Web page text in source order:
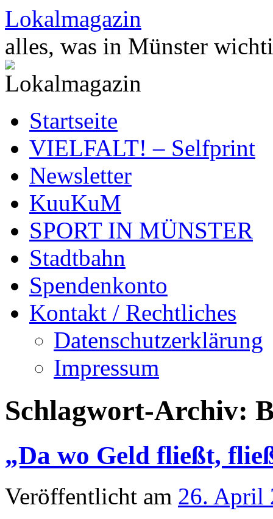
Zum
Inhalt
springen
Lokalmagazin
alles, was in Münster
Startseite
VIELFALT! – Selfprint
Newsletter
KuuKuM
SPORT IN MÜNSTER
Stadtbahn
Spendenkonto
Kontakt / Rechtliches
Datenschutzerklärung
Impressum
Schlagwort-Archiv:
„Da wo Geld fließt,
Veröffentlicht am 26. April